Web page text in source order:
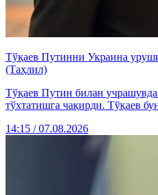
Тўқаев Путинни Украина
(Таҳлил)
Тўқаев Путин билан
тўхтатишга чақирди. Тўқаев
14:15 / 07.08.2026